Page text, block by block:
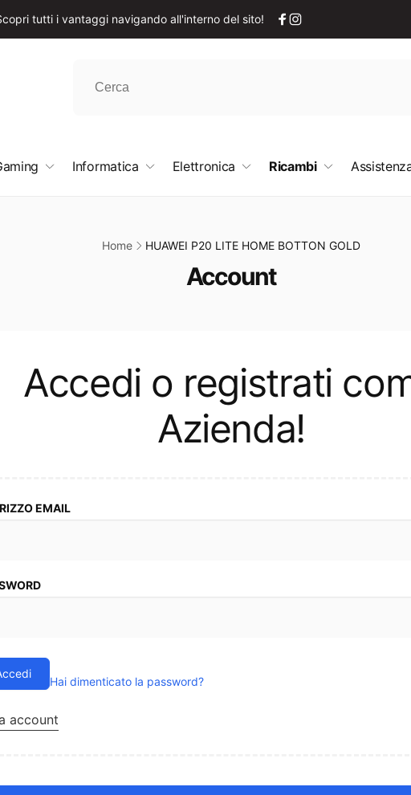
tutti i vantaggi navigando all'interno del sito!
Facebook
Instagram
Informatica Elettronica Ricambi
Home HUAWEI P20 LITE HOME BOTTON GOLD
C
e
z
i
Account
Accedi o registrati
Azienda!
EMAIL
Hai dimenticato la password?
account